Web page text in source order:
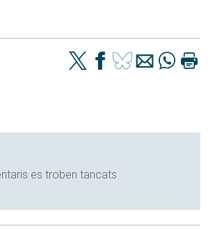
es troben tancats